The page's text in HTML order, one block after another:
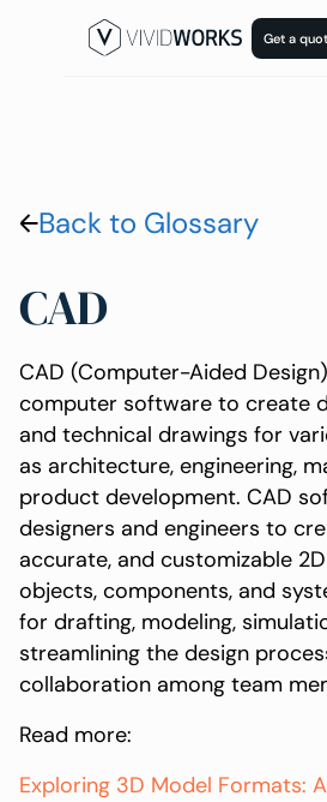
Get a
Back to Glossary
CAD
CAD (Computer-Aided
computer software to create
and technical drawings for
as architecture, engineering,
product development. CAD
designers and engineers to
accurate, and customizable
objects, components, and
for drafting, modeling,
streamlining the design
collaboration among team
Read more:
Exploring 3D Model Formats: